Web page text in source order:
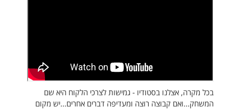
בכל מקרה, אצלנו בסטודיו - גמישות לצרכי הלקוח היא שם
המשחק...ואם קבוצה רוצה ומעדיפה דברים אחרים...יש מקום